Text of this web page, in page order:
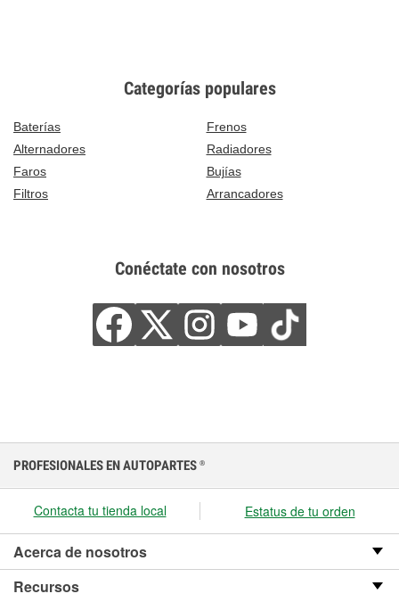
Categorías populares
Baterías
Frenos
Alternadores
Radiadores
Faros
Bujías
Filtros
Arrancadores
Conéctate con nosotros
PROFESIONALES EN AUTOPARTES ®
Contacta tu tienda local Estatus de tu orden
Acerca de nosotros
Recursos